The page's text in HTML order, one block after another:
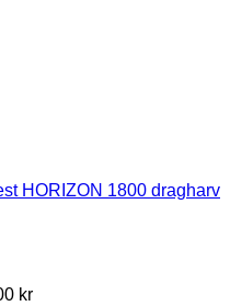
HORIZON 1800 dragharv
kr